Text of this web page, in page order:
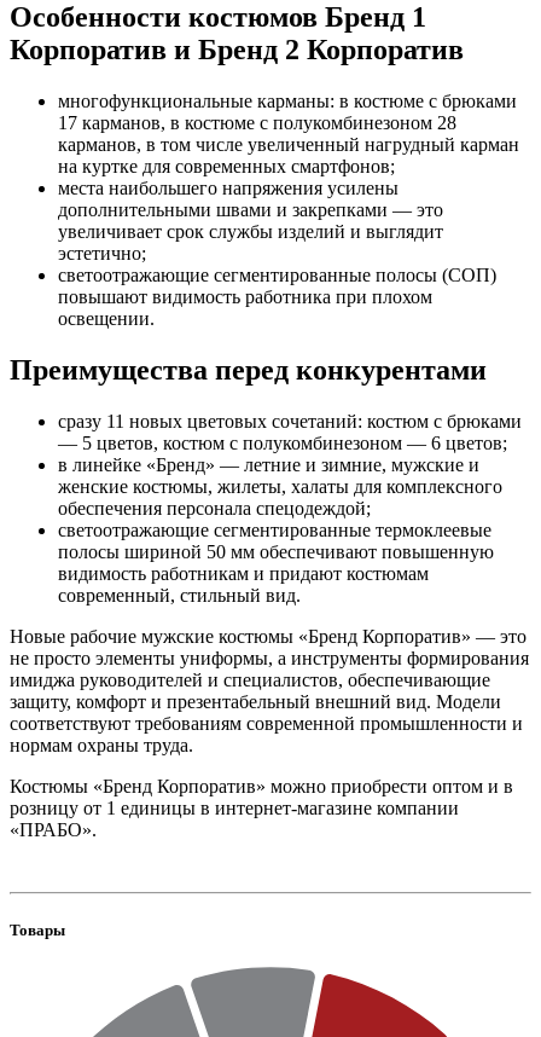
Особенности костюмов Бренд 1
Корпоратив и Бренд 2 Корпоратив
многофункциональные карманы: в костюме с брюками
17 карманов, в костюме с полукомбинезоном 28
карманов, в том числе увеличенный нагрудный карман
на куртке для современных смартфонов;
места наибольшего напряжения усилены
дополнительными швами и закрепками — это
увеличивает срок службы изделий и выглядит
эстетично;
светоотражающие сегментированные полосы (СОП)
повышают видимость работника при плохом
освещении.
Преимущества перед конкурентами
сразу 11 новых цветовых сочетаний: костюм с брюками
— 5 цветов, костюм с полукомбинезоном — 6 цветов;
в линейке «Бренд» — летние и зимние, мужские и
женские костюмы, жилеты, халаты для комплексного
обеспечения персонала спецодеждой;
светоотражающие сегментированные термоклеевые
полосы шириной 50 мм обеспечивают повышенную
видимость работникам и придают костюмам
современный, стильный вид.
Новые рабочие мужские костюмы «Бренд Корпоратив» — это
не просто элементы униформы, а инструменты формирования
имиджа руководителей и специалистов, обеспечивающие
защиту, комфорт и презентабельный внешний вид. Модели
соответствуют требованиям современной промышленности и
нормам охраны труда.
Костюмы «Бренд Корпоратив» можно приобрести оптом и в
розницу от 1 единицы в интернет-магазине компании
«ПРАБО».
Товары